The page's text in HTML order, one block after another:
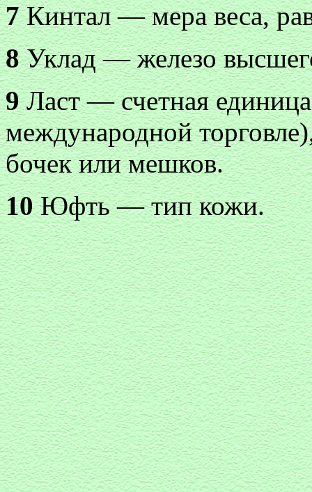
7Кинтал — мера веса,
8Уклад — железо
9Ласт — счетная
международной
бочек или мешков.
10Юфть — тип кожи.